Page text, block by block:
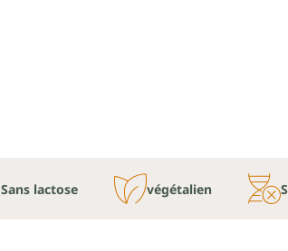
Sans lactose végétalien